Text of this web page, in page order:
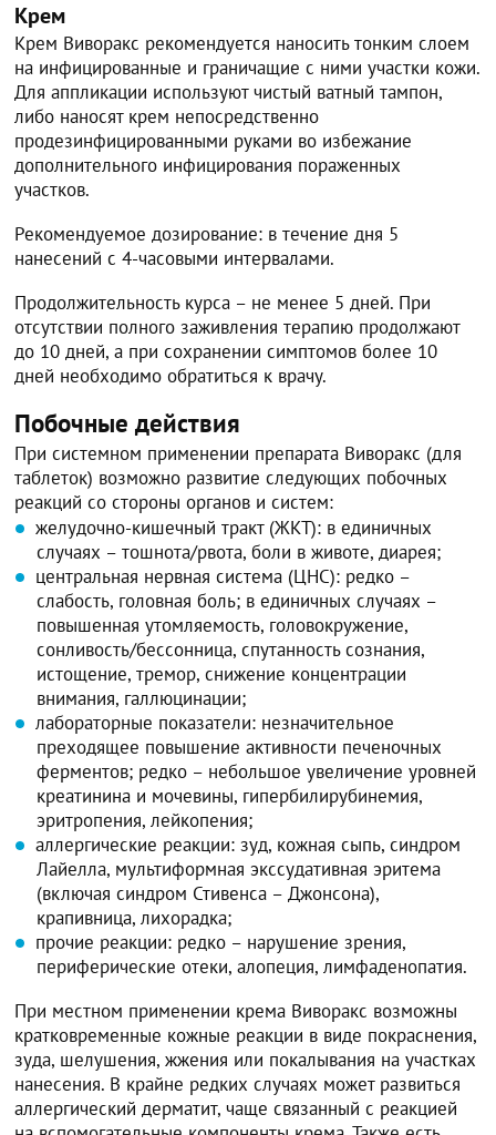
Крем
Крем Виворакс рекомендуется наносить тонким слоем
на инфицированные и граничащие с ними участки кожи.
Для аппликации используют чистый ватный тампон,
либо наносят крем непосредственно
продезинфицированными руками во избежание
дополнительного инфицирования пораженных
участков.
Рекомендуемое дозирование: в течение дня 5
нанесений с 4-часовыми интервалами.
Продолжительность курса – не менее 5 дней. При
отсутствии полного заживления терапию продолжают
до 10 дней, а при сохранении симптомов более 10
дней необходимо обратиться к врачу.
Побочные действия
При системном применении препарата Виворакс (для
таблеток) возможно развитие следующих побочных
реакций со стороны органов и систем:
желудочно-кишечный тракт (ЖКТ): в единичных
случаях – тошнота/рвота, боли в животе, диарея;
центральная нервная система (ЦНС): редко –
слабость, головная боль; в единичных случаях –
повышенная утомляемость, головокружение,
сонливость/бессонница, спутанность сознания,
истощение, тремор, снижение концентрации
внимания, галлюцинации;
лабораторные показатели: незначительное
преходящее повышение активности печеночных
ферментов; редко – небольшое увеличение уровней
креатинина и мочевины, гипербилирубинемия,
эритропения, лейкопения;
аллергические реакции: зуд, кожная сыпь, синдром
Лайелла, мультиформная экссудативная эритема
(включая синдром Стивенса – Джонсона),
крапивница, лихорадка;
прочие реакции: редко – нарушение зрения,
периферические отеки, алопеция, лимфаденопатия.
При местном применении крема Виворакс возможны
кратковременные кожные реакции в виде покраснения,
зуда, шелушения, жжения или покалывания на участках
нанесения. В крайне редких случаях может развиться
аллергический дерматит, чаще связанный с реакцией